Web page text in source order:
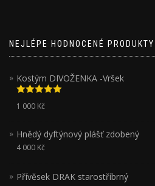
NEJLÉPE HODNOCENÉ PRODUKTY
Kostým DIVOŽENKA -Vršek
5.00z 5
1 000 Kč
Hnědý dyftýnový plášť zdobený
4 000 Kč
Přívěsek DRAK starostříbrný